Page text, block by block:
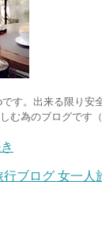
す。出来る限り安
む為のブログです